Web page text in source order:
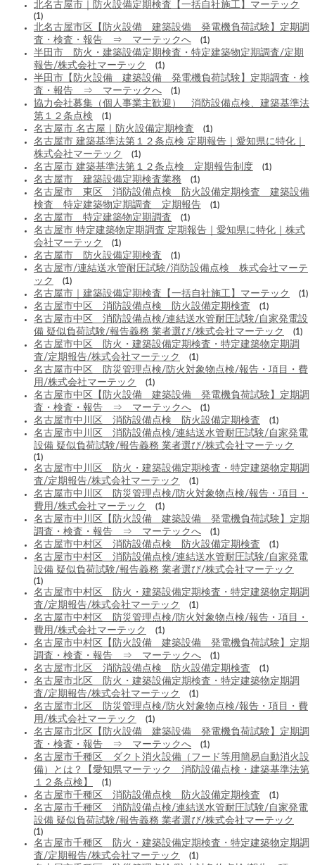
北名古屋市｜防火設備定期検査【一括自社施工】マーテック
(1)
北名古屋市区【防火設備 建築設備 発電機負荷試験】定期調
査・検査・報告 ⇒ マーテックへ
(1)
半田市 防火・建築設備定期検査・特定建築物定期調査/定期
報告/株式会社マーテック
(1)
半田市【防火設備 建築設備 発電機負荷試験】定期調査・検
査・報告 ⇒ マーテックへ
(1)
協力会社募集（個人事業主歓迎） 消防設備点検、建築基準法
第１２条点検
(1)
名古屋市 名古屋｜防火設備定期検査 (1)
名古屋市 建築基準法第１２条点検 定期報告｜愛知県に特化｜
株式会社マーテック
(1)
名古屋市 建築基準法第１２条点検 定期報告制度 (1)
名古屋市 建築設備定期検査業務 (1)
名古屋市 東区 消防設備点検 防火設備定期検査 建築設備
検査 特定建築物定期調査 定期報告
(1)
名古屋市 特定建築物定期調査 (1)
名古屋市 特定建築物定期調査 定期報告｜愛知県に特化｜株式
会社マーテック
(1)
名古屋市 防火設備定期検査 (1)
名古屋市/連結送水管耐圧試験/消防設備点検 株式会社マーテ
ック
(1)
名古屋市｜建築設備定期検査【一括自社施工】マーテック (1)
名古屋市中区 消防設備点検 防火設備定期検査 (1)
名古屋市中区 消防設備点検/連結送水管耐圧試験/自家発電設
備 疑似負荷試験/報告義務 業者選び/株式会社マーテック
(1)
名古屋市中区 防火・建築設備定期検査・特定建築物定期調
査/定期報告/株式会社マーテック
(1)
名古屋市中区 防災管理点検/防火対象物点検/報告・項目・費
用/株式会社マーテック
(1)
名古屋市中区【防火設備 建築設備 発電機負荷試験】定期調
査・検査・報告 ⇒ マーテックへ
(1)
名古屋市中川区 消防設備点検 防火設備定期検査 (1)
名古屋市中川区 消防設備点検/連結送水管耐圧試験/自家発電
設備 疑似負荷試験/報告義務 業者選び/株式会社マーテック
(1)
名古屋市中川区 防火・建築設備定期検査・特定建築物定期調
査/定期報告/株式会社マーテック
(1)
名古屋市中川区 防災管理点検/防火対象物点検/報告・項目・
費用/株式会社マーテック
(1)
名古屋市中川区【防火設備 建築設備 発電機負荷試験】定期
調査・検査・報告 ⇒ マーテックへ
(1)
名古屋市中村区 消防設備点検 防火設備定期検査 (1)
名古屋市中村区 消防設備点検/連結送水管耐圧試験/自家発電
設備 疑似負荷試験/報告義務 業者選び/株式会社マーテック
(1)
名古屋市中村区 防火・建築設備定期検査・特定建築物定期調
査/定期報告/株式会社マーテック
(1)
名古屋市中村区 防災管理点検/防火対象物点検/報告・項目・
費用/株式会社マーテック
(1)
名古屋市中村区【防火設備 建築設備 発電機負荷試験】定期
調査・検査・報告 ⇒ マーテックへ
(1)
名古屋市北区 消防設備点検 防火設備定期検査 (1)
名古屋市北区 防火・建築設備定期検査・特定建築物定期調
査/定期報告/株式会社マーテック
(1)
名古屋市北区 防災管理点検/防火対象物点検/報告・項目・費
用/株式会社マーテック
(1)
名古屋市北区【防火設備 建築設備 発電機負荷試験】定期調
査・検査・報告 ⇒ マーテックへ
(1)
名古屋市千種区 ダクト消火設備（フード等用簡易自動消火設
備）とは？【愛知県マーテック 消防設備点検・建築基準法第
１２条点検】
(1)
名古屋市千種区 消防設備点検 防火設備定期検査 (1)
名古屋市千種区 消防設備点検/連結送水管耐圧試験/自家発電
設備 疑似負荷試験/報告義務 業者選び/株式会社マーテック
(1)
名古屋市千種区 防火・建築設備定期検査・特定建築物定期調
査/定期報告/株式会社マーテック
(1)